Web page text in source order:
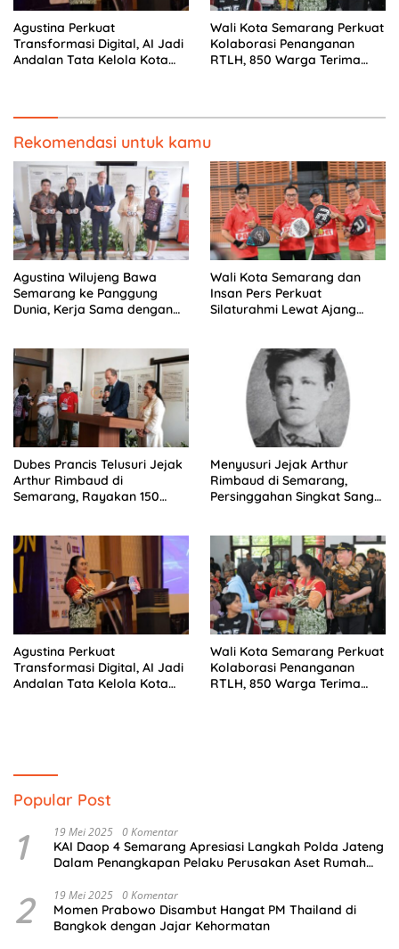
Agustina Perkuat
Transformasi Digital, AI Jadi
Andalan Tata Kelola Kota
Wali Kota Semarang Perkuat
Kolaborasi Penanganan
RTLH, 850 Warga Terima
Rekomendasi untuk kamu
Agustina Wilujeng Bawa
Semarang ke Panggung
Dunia, Kerja Sama dengan
Wali Kota Semarang dan
Insan Pers Perkuat
Silaturahmi Lewat Ajang
Dubes Prancis Telusuri Jejak
Arthur Rimbaud di
Semarang, Rayakan 150
Menyusuri Jejak Arthur
Rimbaud di Semarang,
Persinggahan Singkat Sang
Agustina Perkuat
Transformasi Digital, AI Jadi
Andalan Tata Kelola Kota
Wali Kota Semarang Perkuat
Kolaborasi Penanganan
RTLH, 850 Warga Terima
Popular Post
1 19 Mei 2025 0 Komentar
KAI Daop 4 Semarang Apresiasi Langkah Polda Jateng
Dalam Penangkapan Pelaku Perusakan Aset Rumah
2 19 Mei 2025 0 Komentar
Momen Prabowo Disambut Hangat PM Thailand di
Bangkok dengan Jajar Kehormatan